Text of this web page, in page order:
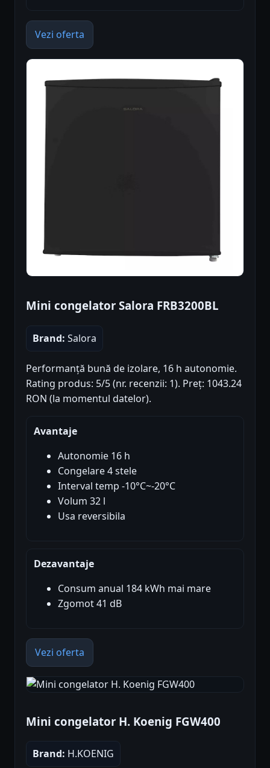
Vezi oferta
Mini congelator Salora FRB3200BL
Brand: Salora
Performanță bună de izolare, 16 h autonomie.
Rating produs: 5/5 (nr. recenzii: 1). Preț: 1043.24
RON (la momentul datelor).
Avantaje
Autonomie 16 h
Congelare 4 stele
Interval temp -10°C~-20°C
Volum 32 l
Usa reversibila
Dezavantaje
Consum anual 184 kWh mai mare
Zgomot 41 dB
Vezi oferta
Mini congelator H. Koenig FGW400
Brand: H.KOENIG